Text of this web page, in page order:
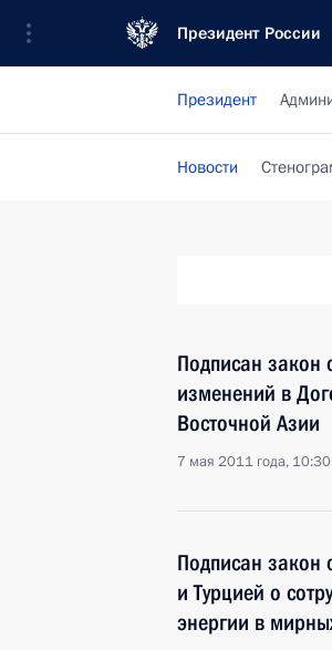
Президент России
Президент
Новости
Подписан закон
изменений в
Восточной Азии
7 мая 2011 года, 10:30
Подписан закон
и Турцией о
энергии в